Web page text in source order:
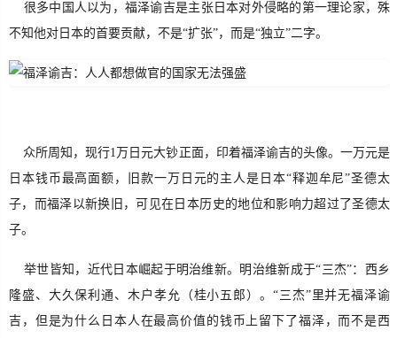
程
SignalR
ASP.NET
很多中国人以为，福泽谕吉是主张日本对外侵略的第一理论家，殊
不知他对日本的首要贡献，不是“扩张”，而是“独立”二字。
众所周知，现行1万日元大钞正面，印着福泽谕吉的头像。一万元是
日本钱币最高面额，旧款一万日元的主人是日本“释迦牟尼”圣德太
子，而福泽以新换旧，可见在日本历史的地位和影响力超过了圣德太
子。
举世皆知，近代日本崛起于明治维新。明治维新成于“三杰”：西乡
隆盛、大久保利通、木户孝允（桂小五郎）。“三杰”里并无福泽谕
吉，但是为什么日本人在最高价值的钱币上留下了福泽，而不是西